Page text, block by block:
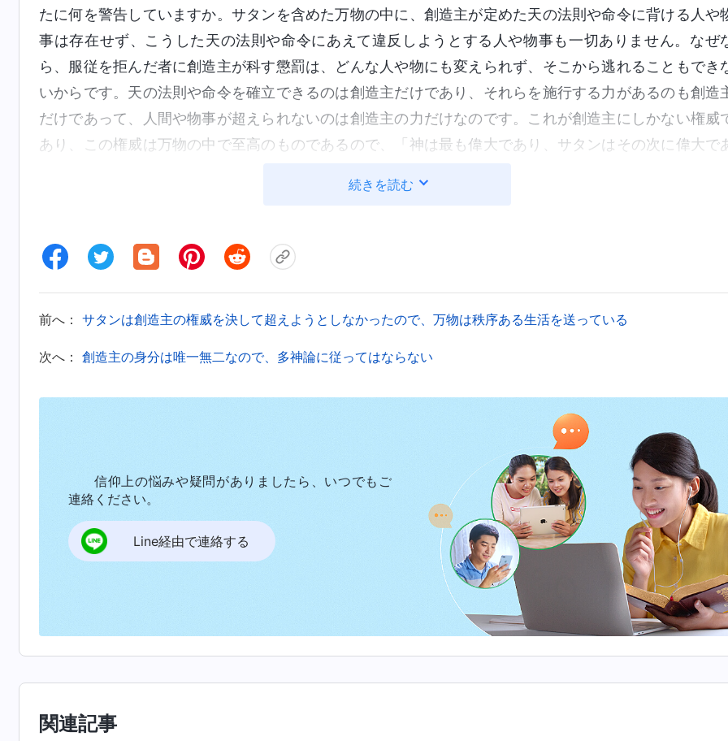
たに何を警告していますか。サタンを含めた万物の中に、創造主が定めた天の法則や命令に背ける人や
事は存在せず、こうした天の法則や命令にあえて違反しようとする人や物事も一切ありません。なぜ
ら、服従を拒んだ者に創造主が科す懲罰は、どんな人や物にも変えられず、そこから逃れることもでき
いからです。天の法則や命令を確立できるのは創造主だけであり、それらを施行する力があるのも創造
だけであって、人間や物事が超えられないのは創造主の力だけなのです。これが創造主にしかない権威
あり、この権威は万物の中で至高のものであるので、「神は最も偉大であり、サタンはその次に偉大で
が、そのとおりです。人は両者を比べることはできないと言いますが、人間の思考や観念においては、人
か。うかつにも両者を取り違えるという間違いを犯しているのではないでしょうか。この二つに関連性は
れば解決できるでしょうか。解決策を見つけたいと心から願うのであれば、神だけがもつ権威を理解し、
人間の力とは何のことですか。簡潔に言うと、人間の堕落した性質、欲望、および野望を最大限に拡
大し、それらを成し遂げることを可能にする能力、あるいは技能のことです。それを権威と見なせます
か。人の野望と願望がどれほど大きいとしても、あるいはどれほど利益をもたらすとしても、その人に権
威があるとは言えません。そうした自惚れや成功は、せいぜいサタンが人の間で行なう茶番に過ぎず、神
になるという野望を果たすべく、自身の祖先を演じる喜劇に過ぎません。
あなたはいま、神の権威をどのように見ていますか。この交わりで伝えた言葉から、あなたは神の
威に関する新たな認識を得たはずです。そこであなたがたに質問します。神の権威は何を象徴しますか
きますか。春になると、木々は芽吹いて花を咲かせ、夏には葉で覆われ、秋には実を結び、冬には葉を散
続きを読む
前へ： サタンは創造主の権威を決して超えようとしなかったので、万物は秩序ある生活を送っている
次へ： 創造主の身分は唯一無二なので、多神論に従ってはならない
信仰上の悩みや疑問がありましたら、いつでもご
連絡ください。
Line経由で連絡する
関連記事